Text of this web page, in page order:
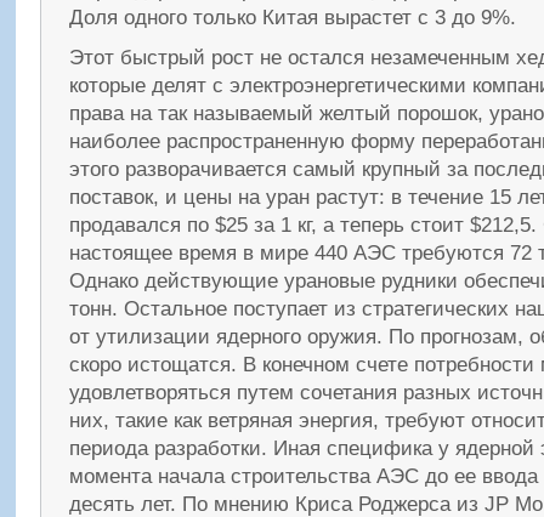
Доля одного только Китая вырастет с 3 до 9%.
Этот быстрый рост не остался незамеченным
которые делят с электроэнергетическими
права на так называемый желтый порошок,
наиболее распространенную форму
этого разворачивается самый крупный за
поставок, и цены на уран растут: в течение 15
продавался по $25 за 1 кг, а теперь стоит
настоящее время в мире 440 АЭС требуются 72
Однако действующие урановые рудники
тонн. Остальное поступает из стратегических
от утилизации ядерного оружия. По прогнозам,
скоро истощатся. В конечном счете
удовлетворяться путем сочетания разных
них, такие как ветряная энергия, требуют
периода разработки. Иная специфика у ядерной
момента начала строительства АЭС до ее
десять лет. По мнению Криса Роджерса из JP